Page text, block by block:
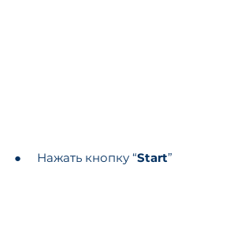
●     Нажать кнопку “Start”